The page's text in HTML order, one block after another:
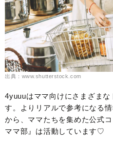
出典：www.shutterstock.com
4yuuuはママ向けにさまざま
す。よりリアルで参考になる
から、ママたちを集めた公式
ママ部』は活動しています♡